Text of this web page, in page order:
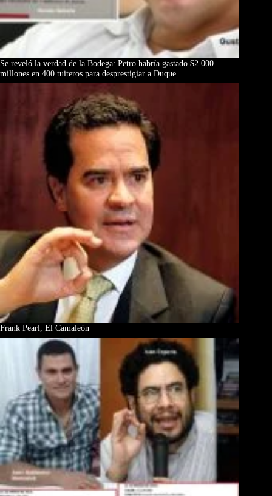
Se reveló la verdad de la Bodega: Petro habría gastado $2.000
millones en 400 tuiteros para desprestigiar a Duque
Frank Pearl, El Camaleón